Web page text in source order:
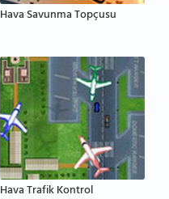
Hava Savunma Topçusu
Hava Trafik Kontrol